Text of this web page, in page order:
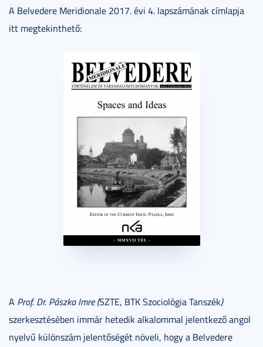
A Belvedere Meridionale 2017. évi 4. lapszámának címlapja
itt megtekinthető:
A Prof. Dr. Pászka Imre (SZTE, BTK Szociológia Tanszék)
szerkesztésében immár hetedik alkalommal jelentkező angol
nyelvű különszám jelentőségét növeli, hogy a Belvedere